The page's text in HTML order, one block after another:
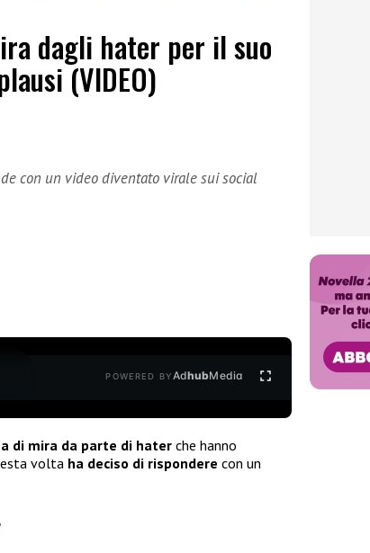
dagli hater per il suo
(VIDEO)
con un video diventato virale sui social
POWERED BYAdhubMedia
di mira da parte di hater che hanno
volta ha deciso di rispondere con un